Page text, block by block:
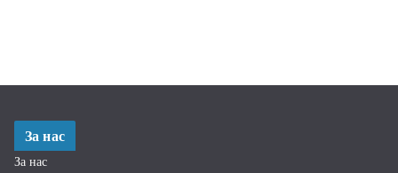
За нас
За нас